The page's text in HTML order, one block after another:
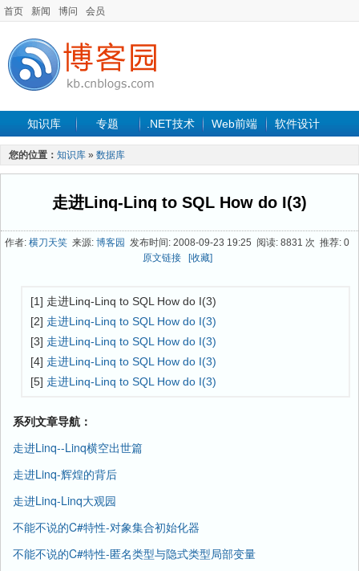
首页 新闻 博问 会员
知识库 专题 .NET技术 Web前端 软件设计
手机开发 软件工程
最新文章
您的位置： 知识库 » 数据库
走进Linq-Linq to SQL How do I(3)
作者: 横刀天笑 来源: 博客园 发布时间: 2008-09-23 19:25 阅读: 8831 次 推荐: 0
原文链接
[收藏]
[1] 走进Linq-Linq to SQL How do I(3)
[2] 走进Linq-Linq to SQL How do I(3)
[3] 走进Linq-Linq to SQL How do I(3)
[4] 走进Linq-Linq to SQL How do I(3)
[5] 走进Linq-Linq to SQL How do I(3)
系列文章导航：
走进Linq--Linq横空出世篇
走进Linq-辉煌的背后
走进Linq-Linq大观园
不能不说的C#特性-对象集合初始化器
不能不说的C#特性-匿名类型与隐式类型局部变量